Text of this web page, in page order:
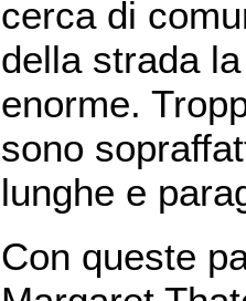
cerca di
della strada
enorme.
sono
lunghe e
Con queste